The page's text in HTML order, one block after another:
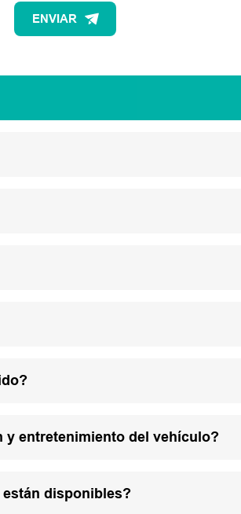
ENVIAR
entretenimiento del vehículo?
disponibles?